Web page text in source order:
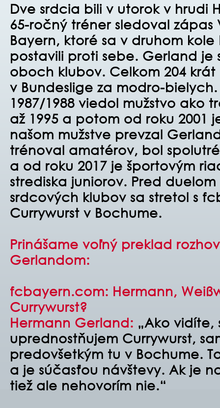
Dve srdcia bili v utorok v hrudi
65-ročný tréner sledoval zápas
Bayern, ktoré sa v druhom
postavili proti sebe. Gerland je
oboch klubov. Celkom 204
v Bundeslige za modro-
1987/1988 viedol mužstvo ako
až 1995 a potom od roku 2001
našom mužstve prevzal
trénoval amatérov, bol
a od roku 2017 je športovým
strediska juniorov. Pred
srdcových klubov sa stretol s
Currywurst v Bochume.
Prinášame voľný preklad
Gerlandom:
fcbayern.com: Hermann,
Currywurst?
Hermann Gerland: „Ako vidíte,
uprednostňujem Currywurst,
predovšetkým tu v Bochume.
a je súčasťou návštevy. Ak je
tiež ale nehovorím nie.“